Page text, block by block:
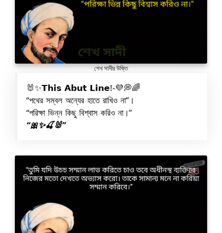
শেখ সাদীর উক্তি
🐰✨𝗧𝗵𝗶𝘀 𝗔𝗯𝘂𝘁 𝗟𝗶𝗻𝗲!-💜💭🌈
“পথের সম্বল অন্যের হাতে রাখিও না”।
“পরিক্ষা ভিন্ন কিছু বিশ্বাস করিও না।”
“🎀✨🍒🐰”